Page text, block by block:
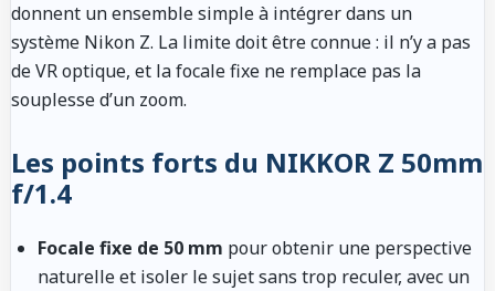
donnent un ensemble simple à intégrer dans un
système Nikon Z. La limite doit être connue : il n’y a pas
de VR optique, et la focale fixe ne remplace pas la
souplesse d’un zoom.
Les points forts du NIKKOR Z 50mm
f/1.4
Focale fixe de 50 mm pour obtenir une perspective
naturelle et isoler le sujet sans trop reculer, avec un